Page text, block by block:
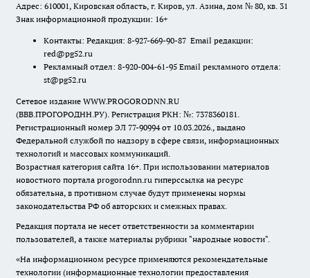
Адрес: 610001, Кировская область, г. Киров, ул. Азина, дом № 80, кв. 31
Знак информационной продукции: 16+
Контакты: Редакция: 8-927-669-90-87 Email редакции:
red@pg52.ru
Рекламный отдел: 8-920-004-61-95 Email рекламного отдела:
st@pg52.ru
Сетевое издание WWW.PROGORODNN.RU
(ВВВ.ПРОГОРОДНН.РУ). Регистрация РКН: №: 7378360181.
Регистрационный номер ЭЛ 77-90994 от 10.03.2026., выдано
Федеральной службой по надзору в сфере связи, информационных
технологий и массовых коммуникаций.
Возрастная категория сайта 16+. При использовании материалов
новостного портала progorodnn.ru гиперссылка на ресурс
обязательна, в противном случае будут применены нормы
законодательства РФ об авторских и смежных правах.
Редакция портала не несет ответственности за комментарии
пользователей, а также материалы рубрики "народные новости".
«На информационном ресурсе применяются рекомендательные
технологии (информационные технологии предоставления